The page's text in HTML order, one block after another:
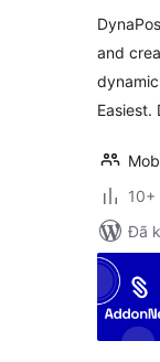
and
Easiest.
Đã